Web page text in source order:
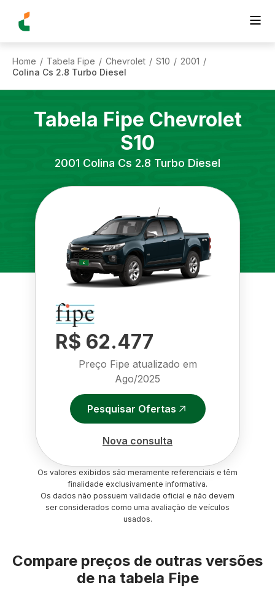
Home / Tabela Fipe / Chevrolet / S10 / 2001 /
Colina Cs 2.8 Turbo Diesel
Tabela Fipe Chevrolet
S10
2001 Colina Cs 2.8 Turbo Diesel
R$ 62.477
Preço Fipe atualizado em
Ago/2025
Pesquisar Ofertas
Nova consulta
Os valores exibidos são meramente referenciais e têm
finalidade exclusivamente informativa.
Os dados não possuem validade oficial e não devem
ser considerados como uma avaliação de veículos
usados.
Compare preços de outras versões
de na tabela Fipe